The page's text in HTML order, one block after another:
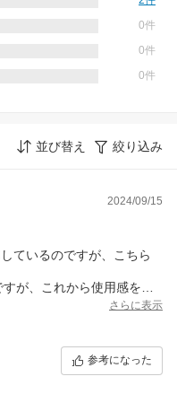
0件
0件
0件
並び替え 絞り込み
2024/09/15
ているのですが、こちら
が、これから使用感を感
さらに表示
参考になった